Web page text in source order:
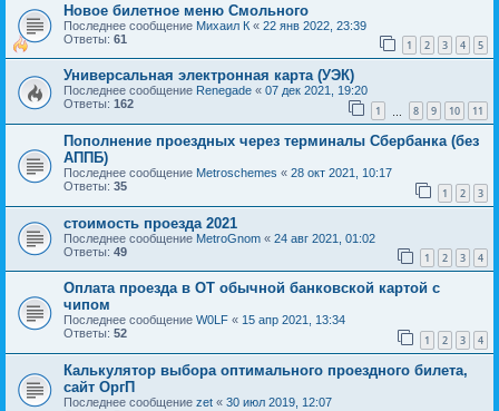
Новое билетное меню Смольного
Последнее сообщение Михаил К « 22 янв 2022, 23:39
Ответы: 61 1 2 3 4 5
Универсальная электронная карта (УЭК)
Последнее сообщение Renegade « 07 дек 2021, 19:20
Ответы: 162 1 8 9 10 11
Пополнение проездных через терминалы Сбербанка (без
АППБ)
Последнее сообщение Metroschemes « 28 окт 2021, 10:17
Ответы: 35 1 2 3
стоимость проезда 2021
Последнее сообщение MetroGnom « 24 авг 2021, 01:02
Ответы: 49 1 2 3 4
Оплата проезда в ОТ обычной банковской картой с
чипом
Последнее сообщение W0LF « 15 апр 2021, 13:34
Ответы: 52 1 2 3 4
Калькулятор выбора оптимального проездного билета,
сайт ОргП
Последнее сообщение zet « 30 июл 2019, 12:07